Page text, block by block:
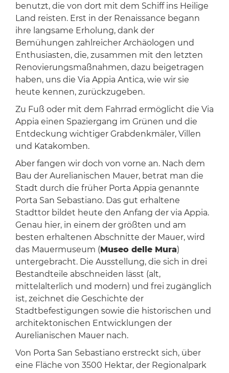
benutzt, die von dort mit dem Schiff ins Heilige
Land reisten. Erst in der Renaissance begann
ihre langsame Erholung, dank der
Bemühungen zahlreicher Archäologen und
Enthusiasten, die, zusammen mit den letzten
Renovierungsmaßnahmen, dazu beigetragen
haben, uns die Via Appia Antica, wie wir sie
heute kennen, zurückzugeben.
Zu Fuß oder mit dem Fahrrad ermöglicht die Via
Appia einen Spaziergang im Grünen und die
Entdeckung wichtiger Grabdenkmäler, Villen
und Katakomben.
Aber fangen wir doch von vorne an. Nach dem
Bau der Aurelianischen Mauer, betrat man die
Stadt durch die früher Porta Appia genannte
Porta San Sebastiano. Das gut erhaltene
Stadttor bildet heute den Anfang der via Appia.
Genau hier, in einem der größten und am
besten erhaltenen Abschnitte der Mauer, wird
das Mauermuseum (Museo delle Mura)
untergebracht. Die Ausstellung, die sich in drei
Bestandteile abschneiden lässt (alt,
mittelalterlich und modern) und frei zugänglich
ist, zeichnet die Geschichte der
Stadtbefestigungen sowie die historischen und
architektonischen Entwicklungen der
Aurelianischen Mauer nach.
Von Porta San Sebastiano erstreckt sich, über
eine Fläche von 3500 Hektar, der Regionalpark